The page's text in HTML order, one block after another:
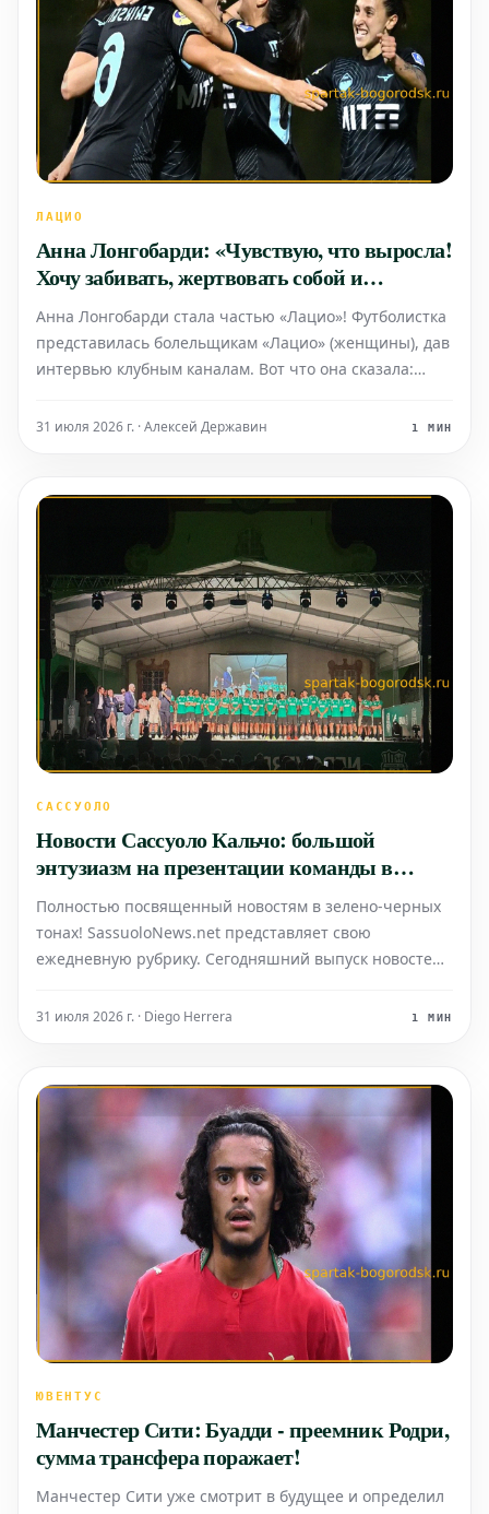
ЛАЦИО
Анна Лонгобарди: «Чувствую, что выросла!
Хочу забивать, жертвовать собой и
помогать»
Анна Лонгобарди стала частью «Лацио»! Футболистка
представилась болельщикам «Лацио» (женщины), дав
интервью клубным каналам. Вот что она сказала:
проведенный в мадридском «Атлетико», был
31 июля 2026 г. · Алексей Державин 1 МИН
САССУОЛО
Новости Сассуоло Кальчо: большой
энтузиазм на презентации команды в
городе
Полностью посвященный новостям в зелено-черных
тонах! SassuoloNews.net представляет свою
ежедневную рубрику. Сегодняшний выпуск новостей
возникшим в городе в связи с представлением
31 июля 2026 г. · Diego Herrera 1 МИН
ЮВЕНТУС
Манчестер Сити: Буадди - преемник Родри,
сумма трансфера поражает!
Манчестер Сити уже смотрит в будущее и определил